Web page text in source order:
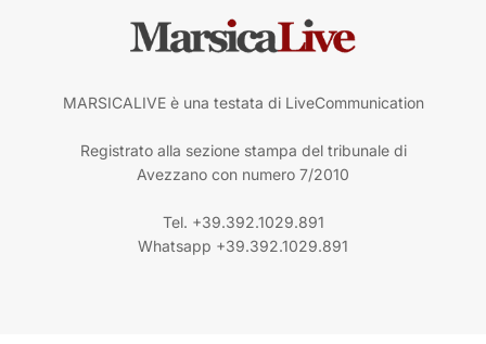
MARSICALIVE è una testata di LiveCommunication
Registrato alla sezione stampa del tribunale di
Avezzano con numero 7/2010
Tel. +39.392.1029.891
Whatsapp +39.392.1029.891